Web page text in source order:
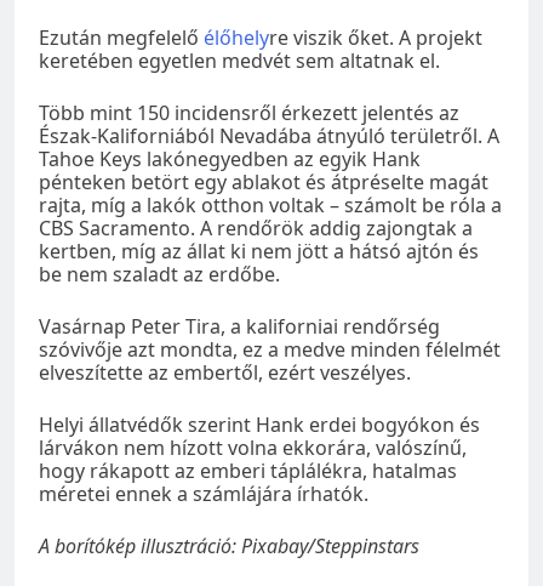
Ezután megfelelő élőhelyre viszik őket. A projekt
keretében egyetlen medvét sem altatnak el.
Több mint 150 incidensről érkezett jelentés az
Észak-Kaliforniából Nevadába átnyúló területről. A
Tahoe Keys lakónegyedben az egyik Hank
pénteken betört egy ablakot és átpréselte magát
rajta, míg a lakók otthon voltak – számolt be róla a
CBS Sacramento. A rendőrök addig zajongtak a
kertben, míg az állat ki nem jött a hátsó ajtón és
be nem szaladt az erdőbe.
Vasárnap Peter Tira, a kaliforniai rendőrség
szóvivője azt mondta, ez a medve minden félelmét
elveszítette az embertől, ezért veszélyes.
Helyi állatvédők szerint Hank erdei bogyókon és
lárvákon nem hízott volna ekkorára, valószínű,
hogy rákapott az emberi táplálékra, hatalmas
méretei ennek a számlájára írhatók.
A borítókép illusztráció: Pixabay/Steppinstars